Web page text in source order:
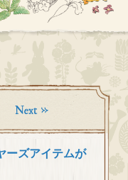
ーズアイテムが